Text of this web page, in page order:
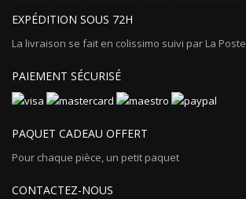
EXPÉDITION SOUS 72H
La livraison se fait en colissimo suivi par La Poste
PAIEMENT SÉCURISÉ
PAQUET CADEAU OFFERT
Pour chaque pièce, un petit paquet
CONTACTEZ-NOUS